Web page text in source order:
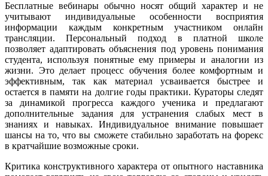
Бесплатные вебинары обычно носят общий характер и не
учитывают индивидуальные особенности восприятия
информации каждым конкретным участником онлайн
трансляции. Персональный подход в платной школе
позволяет адаптировать объяснения под уровень понимания
студента, используя понятные ему примеры и аналогии из
жизни. Это делает процесс обучения более комфортным и
эффективным, так как материал усваивается быстрее и
остается в памяти на долгие годы практики. Кураторы следят
за динамикой прогресса каждого ученика и предлагают
дополнительные задания для устранения слабых мест в
знаниях и навыках. Индивидуальное внимание повышает
шансы на то, что вы сможете стабильно заработать на форекс
в кратчайшие возможные сроки.
Критика конструктивного характера от опытного наставника